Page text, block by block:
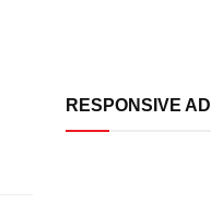
RESPONSIVE AD